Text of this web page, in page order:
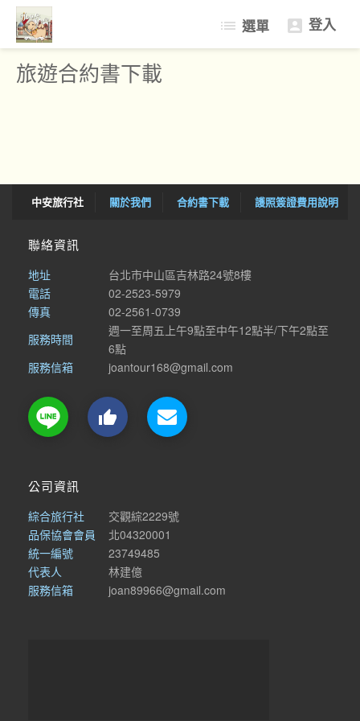
list 選單
中國大陸
歐洲
 登入
旅遊合約書下載
中安旅行社 關於我們 合約書下載 護照簽證費用說明
聯絡資訊
地址
台北市中山區吉林路24號8樓
電話
02-2523-5979
傳真
02-2561-0739
服務時間
週一至周五上午9點至中午12點半/下午2點至
6點
服務信箱
joantour168@gmail.com

公司資訊
綜合旅行社
交觀綜2229號
品保協會會員
北04320001
統一編號
23749485
代表人
林建億
服務信箱
joan89966@gmail.com